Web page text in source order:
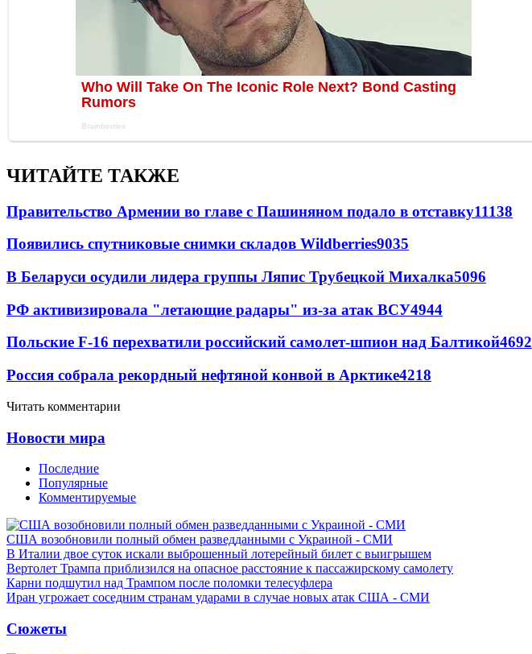
ЧИТАЙТЕ ТАКЖЕ
Правительство Армении во главе с Пашиняном подало в отставку11138
Появились спутниковые снимки складов Wildberries9035
В Беларуси осудили лидера группы Ляпис Трубецкой Михалка5096
РФ активизировала "летающие радары" из-за атак ВСУ4944
Польские F-16 перехватили российский самолет-шпион над Балтикой4692
Россия собрала рекордный нефтяной конвой в Арктике4218
Читать комментарии
Новости мира
Последние
Популярные
Комментируемые
США возобновили полный обмен разведданными с Украиной - СМИ
В Италии двое суток искали выброшенный лотерейный билет с выигрышем
Вертолет Трампа приблизился на опасное расстояние к пассажирскому самолету
Карни подшутил над Трампом после поломки телесуфлера
Иран угрожает соседним странам ударами в случае новых атак США - СМИ
Сюжеты